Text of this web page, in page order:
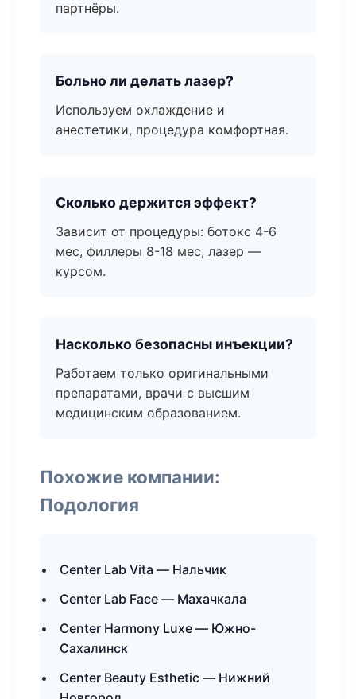
партнёры.
Больно ли делать лазер?
Используем охлаждение и
анестетики, процедура комфортная.
Сколько держится эффект?
Зависит от процедуры: ботокс 4-6
мес, филлеры 8-18 мес, лазер —
курсом.
Насколько безопасны инъекции?
Работаем только оригинальными
препаратами, врачи с высшим
медицинским образованием.
Похожие компании:
Подология
Center Lab Vita — Нальчик
Center Lab Face — Махачкала
Center Harmony Luxe — Южно-
Сахалинск
Center Beauty Esthetic — Нижний